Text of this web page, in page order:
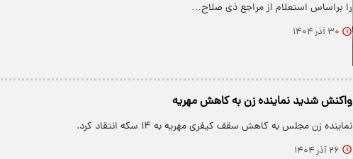
را براساس استعلام از مراجع ذی صلاح…
۳۰ آذر ۱۴۰۴
واکنش شدید نماینده زن به کاهش مهریه
نماینده زن مجلس به کاهش سقف کیفری مهریه به ۱۴ سکه انتقاد کرد.
۲۶ آذر ۱۴۰۴